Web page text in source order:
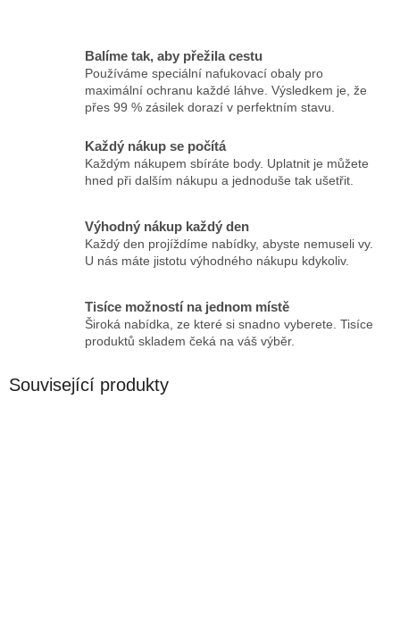
Balíme tak, aby přežila cestu
Používáme speciální nafukovací obaly pro
maximální ochranu každé láhve. Výsledkem je, že
přes 99 % zásilek dorazí v perfektním stavu.
Každý nákup se počítá
Každým nákupem sbíráte body. Uplatnit je můžete
hned při dalším nákupu a jednoduše tak ušetřit.
Výhodný nákup každý den
Každý den projíždíme nabídky, abyste nemuseli vy.
U nás máte jistotu výhodného nákupu kdykoliv.
Tisíce možností na jednom místě
Široká nabídka, ze které si snadno vyberete. Tisíce
produktů skladem čeká na váš výběr.
Související produkty